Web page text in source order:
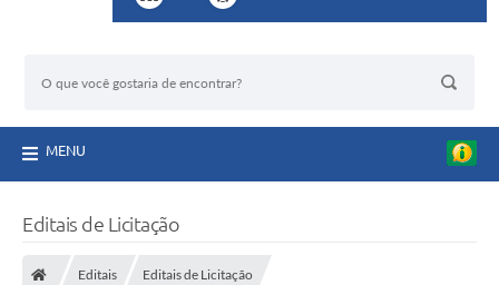
MENU
Editais de Licitação
Editais Editais de Licitação